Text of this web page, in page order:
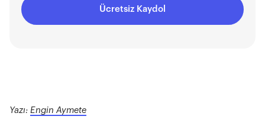
Ücretsiz Kaydol
Yazı: Engin Aymete